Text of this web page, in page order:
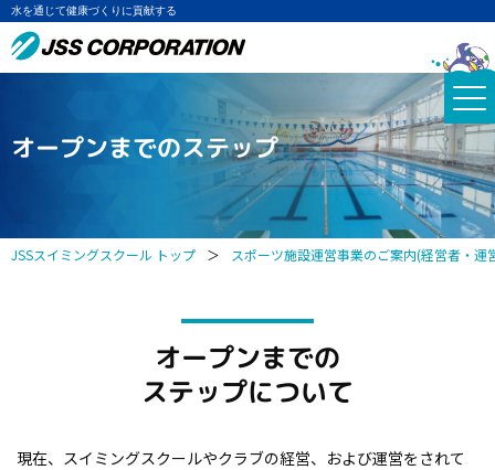
水を通じて健康づくりに貢献する
オープンまでのステップ
JSSスイミングスクール トップ ＞ スポーツ施設運営事業のご案内(経営者・運
オープンまでの
ステップについて
現在、スイミングスクールやクラブの経営、および運営をされて